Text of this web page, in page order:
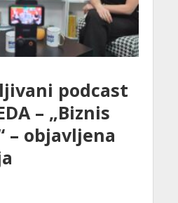
podcast
– „Biznis
– objavljena